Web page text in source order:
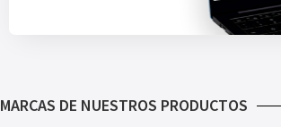
MARCAS DE NUESTROS PRODUCTOS